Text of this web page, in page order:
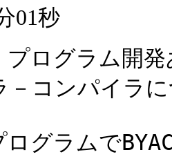
01秒
プログラム開
－コンパイラ
ログラムで